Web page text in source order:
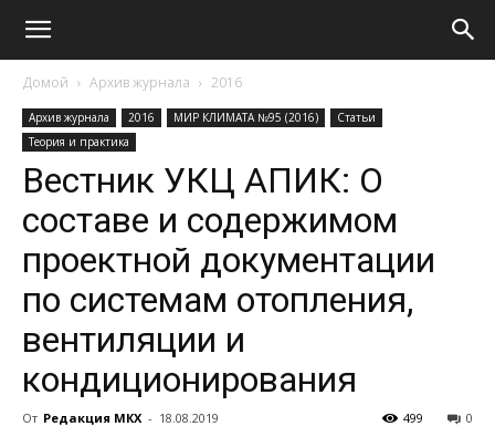
Домой Архив журнала 2016
Архив журнала 2016 МИР КЛИМАТА №95 (2016)
Статьи
Теория и практика
Вестник УКЦ АПИК: О
составе и содержимом
проектной документации
по системам отопления,
вентиляции и
кондиционирования
От Редакция МКХ - 18.08.2019 0
499